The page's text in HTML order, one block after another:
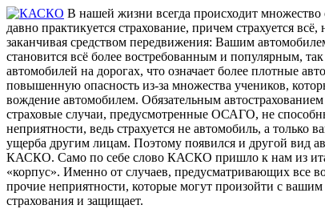
В нашей жизни всегда происходит
давно практикуется страхование, причем страхуется
заканчивая средством передвижения: Вашим
становится всё более востребованным и популярным,
автомобилей на дорогах, что означает более плотные
повышенную опасность из-за множества учеников,
вождение автомобилем. Обязательным
страховые случаи, предусмотренные ОСАГО, не
неприятности, ведь страхуется не автомобиль, а только
ущерба другим лицам. Поэтому появился и другой вид
КАСКО. Само по себе слово КАСКО пришло к нам из
«корпус». Именно от случаев, предусматривающих все
прочие неприятности, которые могут произойти с
страхования и защищает.